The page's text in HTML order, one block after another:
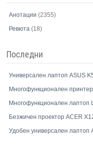
Анотации(2355)
Ревюта(18)
Последни
Универсален лаптоп ASUS
Многофункционален
Многофункционален лаптоп
Безжичен проектор ACER
Удобен универсален лаптоп